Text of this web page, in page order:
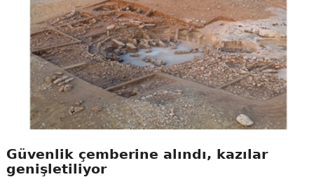
Güvenlik çemberine alındı, kazılar
genişletiliyor